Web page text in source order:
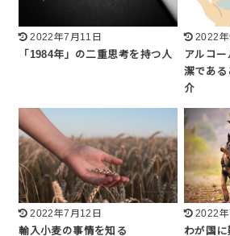
2022年7月11日
「1984年」の二重思考を持つ人
2022
アルコ
潔である
介
2022年7月12日
輸入小麦の事情を知る
2022
わが国